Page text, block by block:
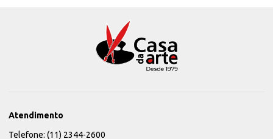
Atendimento
Telefone: (11) 2344-2600